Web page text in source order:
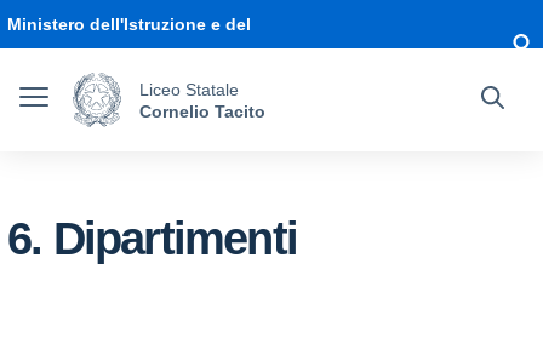
Ministero dell'Istruzione e del
Liceo Statale
Cornelio Tacito
6. Dipartimenti